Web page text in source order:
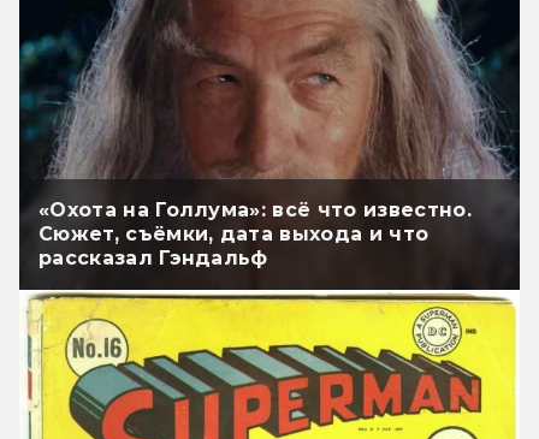
«Охота на Голлума»: всё что известно.
Сюжет, съёмки, дата выхода и что
рассказал Гэндальф